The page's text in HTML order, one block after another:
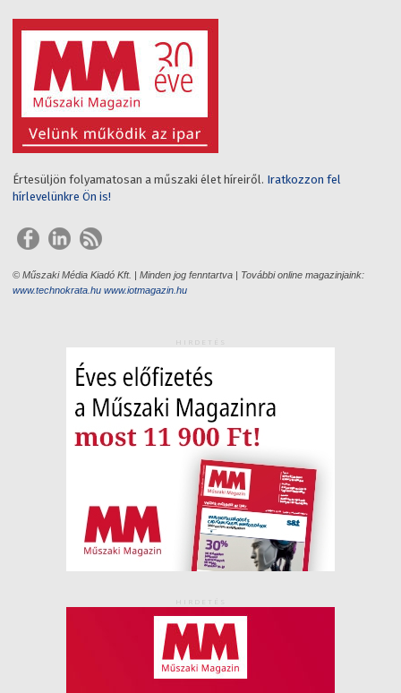
Értesüljön folyamatosan a műszaki élet híreiről. Iratkozzon fel
hírlevelünkre Ön is!
© Műszaki Média Kiadó Kft. | Minden jog fenntartva | További online magazinjaink:
www.technokrata.hu www.iotmagazin.hu
HIRDETÉS
HIRDETÉS